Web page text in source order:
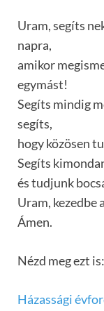
Uram, segíts
napra,
amikor
egymást!
Segíts mindig
segíts,
hogy közösen
Segíts
és tudjunk
Uram, kezedbe
Ámen.
Nézd meg ezt is:
Házassági